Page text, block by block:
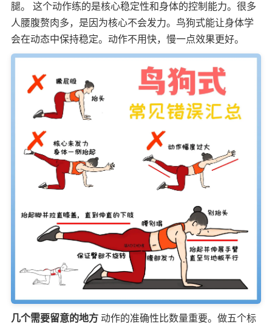
腿。 这个动作练的是核心稳定性和身体的控制能力。很多
人腰腹赘肉多，是因为核心不会发力。鸟狗式能让身体学
会在动态中保持稳定。动作不用快，慢一点效果更好。
几个需要留意的地方 动作的准确性比数量重要。做五个标